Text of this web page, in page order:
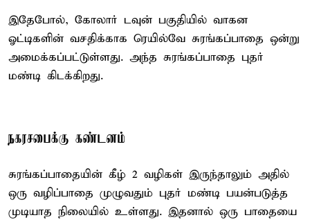
இதேபோல், கோலார் டவுன் பகுதியில் வாகன
ஓட்டிகளின் வசதிக்காக ரெயில்வே சுரங்கப்பாதை ஒன்று
அமைக்கப்பட்டுள்ளது. அந்த சுரங்கப்பாதை புதர்
மண்டி கிடக்கிறது.
நகரசபைக்கு கண்டனம்
சுரங்கப்பாதையின் கீழ் 2 வழிகள் இருந்தாலும் அதில்
ஒரு வழிப்பாதை முழுவதும் புதர் மண்டி பயன்படுத்த
முடியாத நிலையில் உள்ளது. இதனால் ஒரு பாதையை